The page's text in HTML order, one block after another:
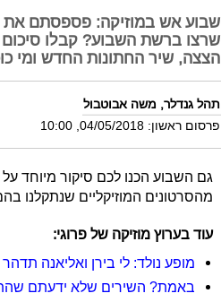
שבוע אש במוזיקה: פספסתם את
שרצו ברשת השבוע? קבלו סיכום
הצצה, שיר החתונות החדש ומי
תהל גנדלר, משה אבוטבול
פרסום ראשון: 04/05/2018, 10:00
גם השבוע הכנו לכם סיקור מיוחד
מהסרטונים המוזיקליים שנתקלנו
עוד בערוץ מוזיקה של פרוגי:
מופע נולד: לי בירן ואליאנה
באמת? השירים שלא ידעתם